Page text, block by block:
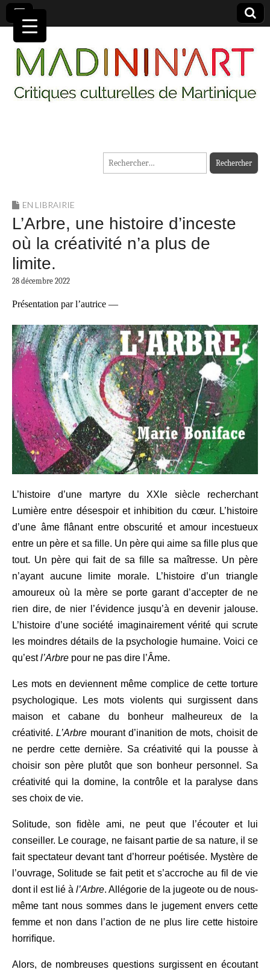
MADININ'ART
Rechercher :
EN LIBRAIRIE
L’Arbre, une histoire d’inceste
où la créativité n’a plus de
limite.
28 décembre 2022
Présentation par l’autrice —
L’histoire d’une martyre du XXIe siècle recherchant
Lumière entre désespoir et inhibition du cœur. L’histoire
d’une âme ﬂânant entre obscurité et amour incestueux
entre un père et sa ﬁlle. Un père qui aime sa ﬁlle plus que
tout. Un père qui fait de sa ﬁlle sa maîtresse. Un père
n’ayant aucune limite morale. L’histoire d’un triangle
amoureux où la mère se porte garant d’accepter de ne
rien dire, de nier l’évidence jusqu’à en devenir jalouse.
L’histoire d’une société imaginairement vérité qui scrute
les moindres détails de la psychologie humaine. Voici ce
qu’estl’Arbre pour ne pas dire l’Âme.
Les mots en deviennent même complice de cette torture
psychologique. Les mots violents qui surgissent dans
maison et cabane du bonheur malheureux de la
créativité.L’Arbre mourant d’inanition de mots, choisit de
ne perdre cette dernière. Sa créativité qui la pousse à
choisir son père plutôt que son bonheur personnel. Sa
créativité qui la domine, la contrôle et la paralyse dans
ses choix de vie.
Solitude, son ﬁdèle ami, ne peut que l’écouter et lui
conseiller. Le courage, ne faisant partie de sa nature, il se
fait spectateur devant tant d’horreur poétisée. Mystère de
l’ouvrage, Solitude se fait petit et s’accroche au ﬁl de vie
dont il est lié à l’Arbre. Allégorie de la jugeote ou de nous-
même tant nous sommes dans le jugement envers cette
femme et non dans l’action de ne plus lire cette histoire
horriﬁque.
Alors, de nombreuses questions surgissent en écoutant